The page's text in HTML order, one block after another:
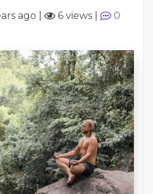
ago 6 views
0